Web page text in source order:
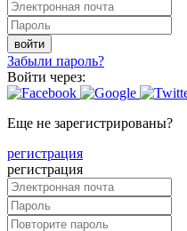
войти
Забыли пароль?
Войти через:
Еще не зарегистрированы?
регистрация
регистрация